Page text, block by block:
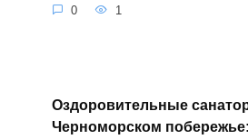
0 1
Оздоровительные
Черноморском